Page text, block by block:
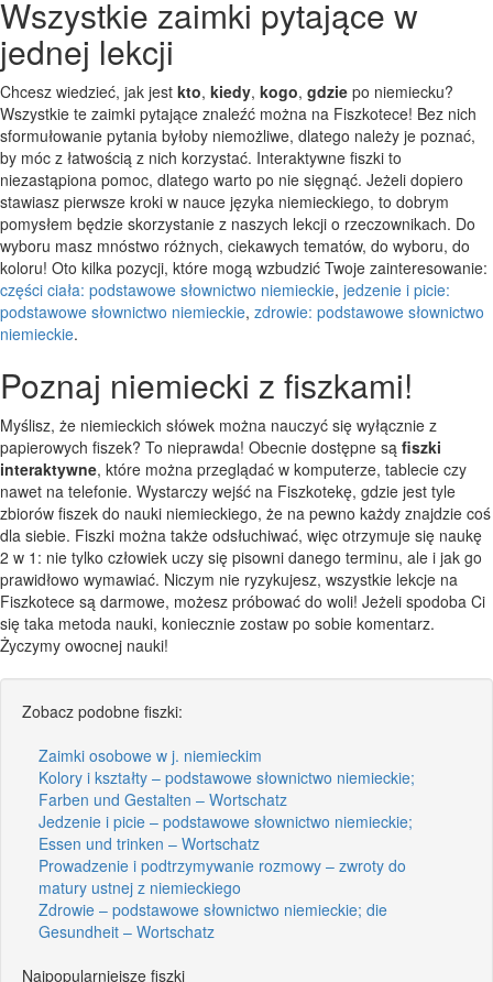
Wszystkie zaimki pytające w
jednej lekcji
Chcesz wiedzieć, jak jest kto, kiedy, kogo, gdzie po niemiecku?
Wszystkie te zaimki pytające znaleźć można na Fiszkotece! Bez nich
sformułowanie pytania byłoby niemożliwe, dlatego należy je poznać,
by móc z łatwością z nich korzystać. Interaktywne fiszki to
niezastąpiona pomoc, dlatego warto po nie sięgnąć. Jeżeli dopiero
stawiasz pierwsze kroki w nauce języka niemieckiego, to dobrym
pomysłem będzie skorzystanie z naszych lekcji o rzeczownikach. Do
wyboru masz mnóstwo różnych, ciekawych tematów, do wyboru, do
koloru! Oto kilka pozycji, które mogą wzbudzić Twoje zainteresowanie:
części ciała: podstawowe słownictwo niemieckie, jedzenie i picie:
podstawowe słownictwo niemieckie, zdrowie: podstawowe słownictwo
niemieckie.
Poznaj niemiecki z fiszkami!
Myślisz, że niemieckich słówek można nauczyć się wyłącznie z
papierowych fiszek? To nieprawda! Obecnie dostępne są fiszki
interaktywne, które można przeglądać w komputerze, tablecie czy
nawet na telefonie. Wystarczy wejść na Fiszkotekę, gdzie jest tyle
zbiorów fiszek do nauki niemieckiego, że na pewno każdy znajdzie coś
dla siebie. Fiszki można także odsłuchiwać, więc otrzymuje się naukę
2 w 1: nie tylko człowiek uczy się pisowni danego terminu, ale i jak go
prawidłowo wymawiać. Niczym nie ryzykujesz, wszystkie lekcje na
Fiszkotece są darmowe, możesz próbować do woli! Jeżeli spodoba Ci
się taka metoda nauki, koniecznie zostaw po sobie komentarz.
Życzymy owocnej nauki!
Zobacz podobne fiszki:
Zaimki osobowe w j. niemieckim
Kolory i kształty – podstawowe słownictwo niemieckie;
Farben und Gestalten – Wortschatz
Jedzenie i picie – podstawowe słownictwo niemieckie;
Essen und trinken – Wortschatz
Prowadzenie i podtrzymywanie rozmowy – zwroty do
matury ustnej z niemieckiego
Zdrowie – podstawowe słownictwo niemieckie; die
Gesundheit – Wortschatz
Najpopularniejsze fiszki